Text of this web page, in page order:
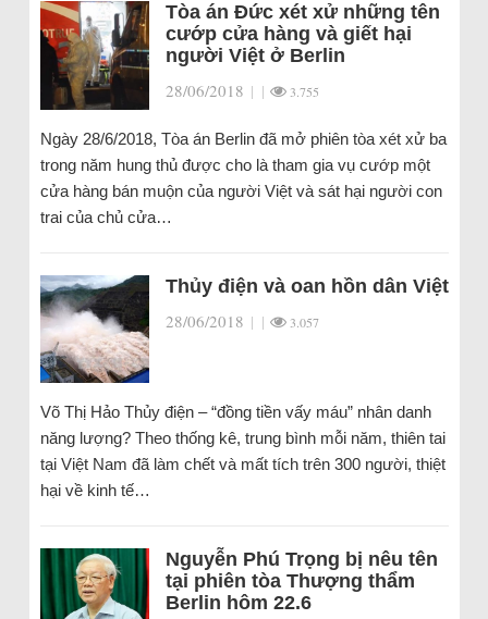
Tòa án Đức xét xử những tên
cướp cửa hàng và giết hại
người Việt ở Berlin
28/06/2018 | | 3.755
Ngày 28/6/2018, Tòa án Berlin đã mở phiên tòa xét xử ba
trong năm hung thủ được cho là tham gia vụ cướp một
cửa hàng bán muộn của người Việt và sát hại người con
trai của chủ cửa…
Thủy điện và oan hồn dân Việt
28/06/2018 | | 3.057
Võ Thị Hảo Thủy điện – “đồng tiền vấy máu” nhân danh
năng lượng? Theo thống kê, trung bình mỗi năm, thiên tai
tại Việt Nam đã làm chết và mất tích trên 300 người, thiệt
hại về kinh tế…
Nguyễn Phú Trọng bị nêu tên
tại phiên tòa Thượng thẩm
Berlin hôm 22.6